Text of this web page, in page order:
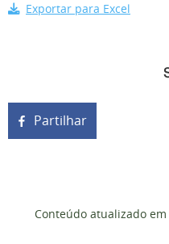
Exportar para Excel
Partilhar
Conteúdo atualizado em